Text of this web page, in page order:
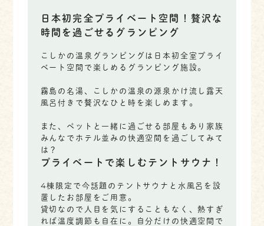
日本初完全プライベート空間！贅沢な
時間を過ごせるグランピング
こしかの温泉グランピングは日本初全室プライ
ベート空間で楽しめるグランピング施設。
霧島の名湯、こしかの温泉の源泉かけ流し露天
風呂付きで贅沢なひと時を楽しめます。
また、ペットと一緒に過ごせる部屋もあり家族
みんなでホテル並みの快適空間を過ごしてみて
は？
プライベートで楽しむテントサウナ！
4棟限定で今話題のテントサウナと水風呂を設
置したお部屋をご用意。
貸切なので人目を気にすることもなく、熱すぎ
れば温度調節も自在に。自分だけの快適空間で